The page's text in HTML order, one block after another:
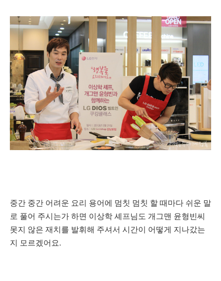
중간 중간 어려운 요리 용어에 멈칫 멈칫 할 때마다 쉬운 말
로 풀어 주시는가 하면 이상학 셰프님도 개그맨 윤형빈씨
못지 않은 재치를 발휘해 주셔서 시간이 어떻게 지나갔는
지 모르겠어요.